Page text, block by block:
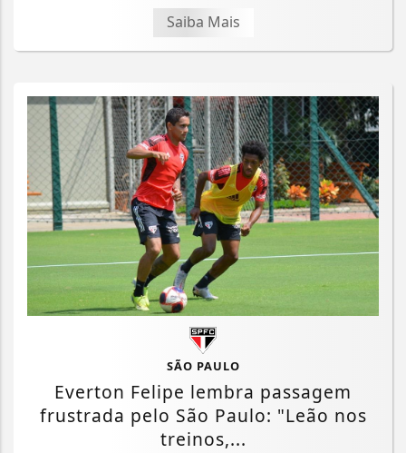
Saiba Mais
SÃO PAULO
Everton Felipe lembra passagem
frustrada pelo São Paulo: "Leão nos
treinos,...